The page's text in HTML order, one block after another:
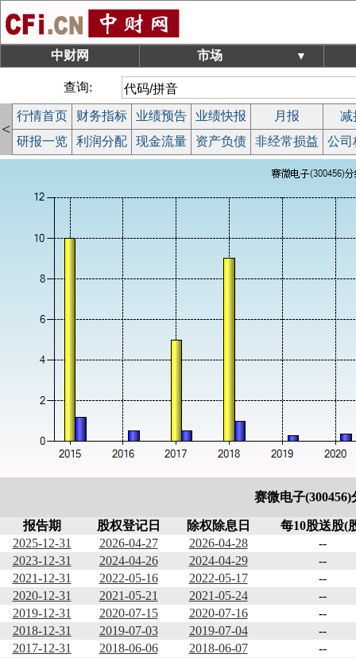
中财网 市场 ▼
查询:
<
行情首页 财务指标 业绩预告 业绩快报 月报
减
研报一览
利润分配 现金流量 资产负债 非经常损益 公司
赛微电子(300456)
报告期 股权登记日 除权除息日
每10股送股(
2025-12-31
2026-04-27 2026-04-28
--
2023-12-31
2024-04-26 2024-04-29
--
2021-12-31
2022-05-16 2022-05-17
--
2020-12-31
2021-05-21 2021-05-24
--
2019-12-31
2020-07-15 2020-07-16
--
2018-12-31
2019-07-03 2019-07-04
--
2017-12-31
2018-06-06 2018-06-07
--